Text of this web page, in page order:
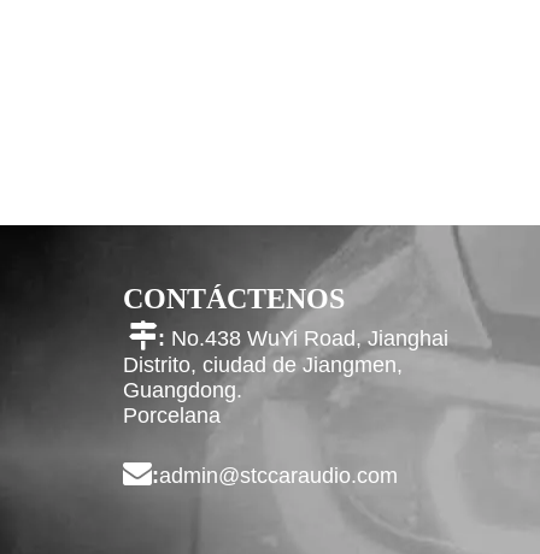
CONTÁCTENOS
: No.438 WuYi Road, Jianghai
Distrito, ciudad de Jiangmen,
Guangdong.
Porcelana
:admin@stccaraudio.com